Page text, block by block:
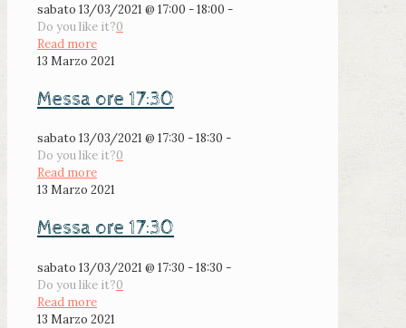
sabato 13/03/2021 @ 17:00 - 18:00 -
Do you like it?0
Read more
13 Marzo 2021
Messa ore 17:30
sabato 13/03/2021 @ 17:30 - 18:30 -
Do you like it?0
Read more
13 Marzo 2021
Messa ore 17:30
sabato 13/03/2021 @ 17:30 - 18:30 -
Do you like it?0
Read more
13 Marzo 2021